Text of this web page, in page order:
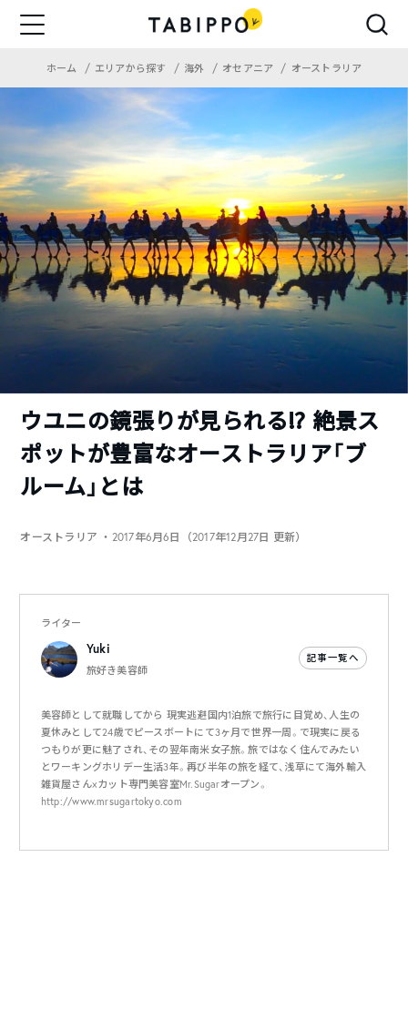
ホーム エリアから探す 海外 オセアニア オーストラリア
ウユニの鏡張りが見られる⁉︎ 絶景ス
ポットが豊富なオーストラリア「ブ
ルーム」とは
オーストラリア ・2017年6月6日（2017年12月27日 更新）
ライター
Yuki
旅好き美容師
記事一覧へ
美容師として就職してから 現実逃避国内1泊旅で旅行に目覚め、人生の
夏休みとして24歳でピースボートにて3ヶ月で世界一周。で現実に戻る
つもりが更に魅了され、その翌年南米女子旅。旅ではなく住んでみたい
とワーキングホリデー生活3年。再び半年の旅を経て、浅草にて海外輸入
雑貨屋さん×カット専門美容室Mr.Sugarオープン。
http://www.mrsugartokyo.com